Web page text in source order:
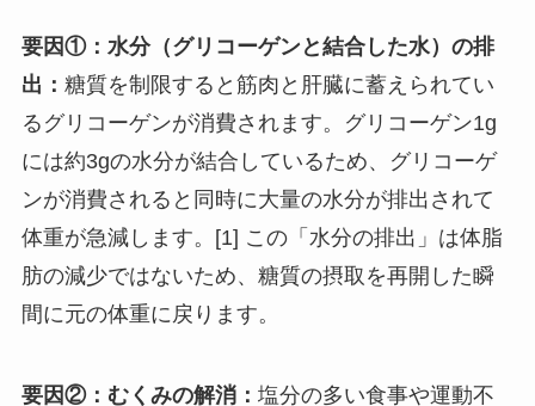
要因①：水分（グリコーゲンと結合した水）の排
出： 糖質を制限すると筋肉と肝臓に蓄えられてい
るグリコーゲンが消費されます。グリコーゲン1g
には約3gの水分が結合しているため、グリコーゲ
ンが消費されると同時に大量の水分が排出されて
体重が急減します。[1] この「水分の排出」は体脂
肪の減少ではないため、 糖質の摂取を再開した瞬
間に元の体重に戻ります。
要因②：むくみの解消： 塩分の多い食事や運動不